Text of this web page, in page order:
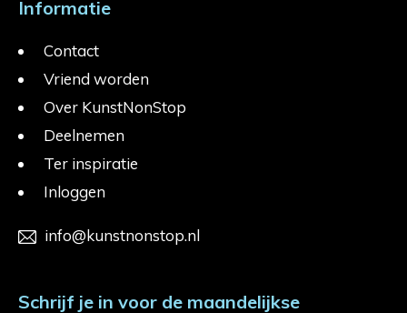
Informatie
Contact
Vriend worden
Over KunstNonStop
Deelnemen
Ter inspiratie
Inloggen
info@kunstnonstop.nl
Schrijf je in voor de maandelijkse